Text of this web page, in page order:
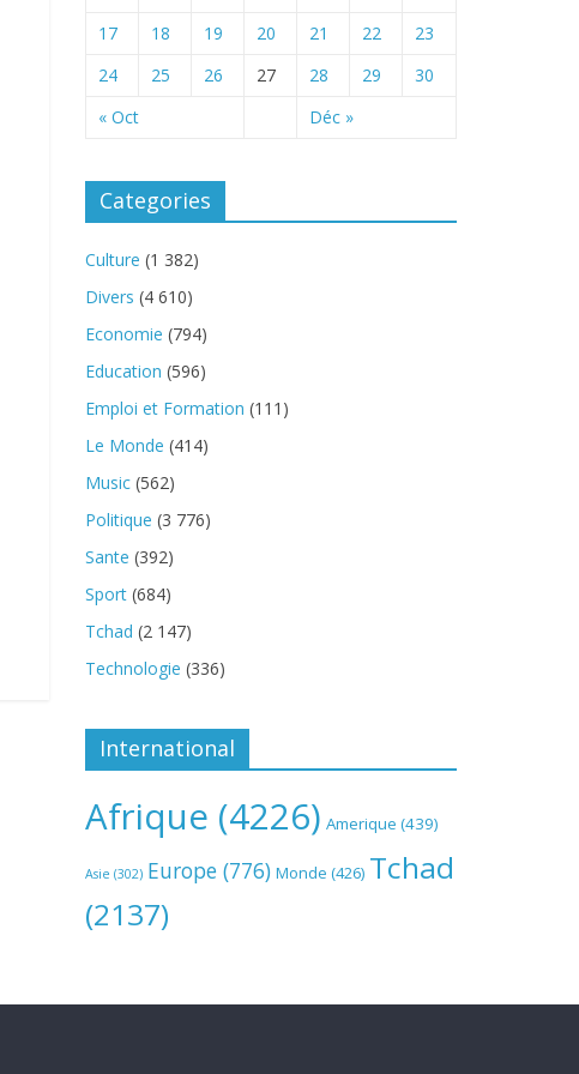
« Oct Déc »
17
18 19 20 21 22
23
24
25 26 27 28 29 30
Categories
Culture (1 382)
Divers (4 610)
Economie (794)
Education (596)
Emploi et Formation (111)
Le Monde (414)
Music (562)
Politique (3 776)
Sante (392)
Sport (684)
Tchad (2 147)
Technologie (336)
International
Afrique (4226) Amerique (439)
Asie (302) Europe (776) Monde (426) Tchad
(2137)